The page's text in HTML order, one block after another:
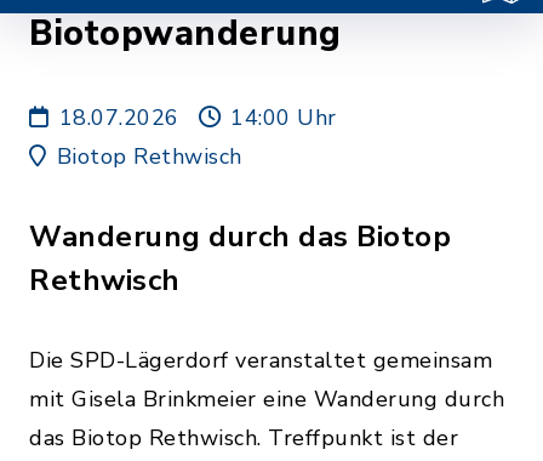
Biotopwanderung
18.07.2026
14:00 Uhr
Biotop Rethwisch
Wanderung durch das Biotop
Rethwisch
Die SPD-Lägerdorf veranstaltet gemeinsam
mit Gisela Brinkmeier eine Wanderung durch
das Biotop Rethwisch. Treffpunkt ist der